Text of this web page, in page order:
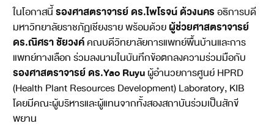
ในโอกาสนี้รองศาสตราจารย์ ดร.ไพโรจน์ ด้วงนครอธิการบดี
มหาวิทยาลัยราชภัฏเชียงราย พร้อมด้วยผู้ช่วยศาสตราจารย์
ดร.ณิศรา ชัยวงค์คณบดีวิทยาลัยการแพทย์พื้นบ้านและการ
แพทย์ทางเลือก ร่วมลงนามในบันทึกข้อตกลงความร่วมมือกับ
รองศาสตราจารย์ ดร.Yao Ruyuผู้อำนวยการศูนย์ HPRD
(Health Plant Resources Development) Laboratory, KIB
โดยมีคณะผู้บริหารและผู้แทนจากทั้งสองสถาบันร่วมเป็นสักขี
พยาน